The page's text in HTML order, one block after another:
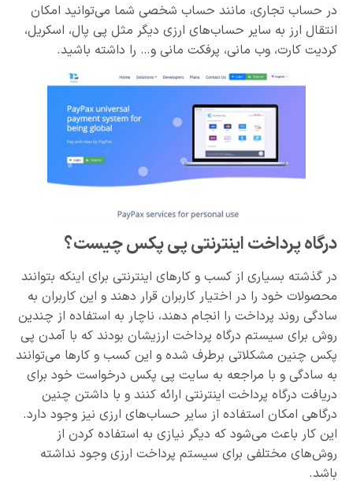
در حساب تجاری، مانند حساب شخصی شما می‌توانید امکان
انتقال ارز به سایر حساب‌های ارزی دیگر مثل پی پال، اسکریل،
کردیت کارت، وب مانی، پرفکت مانی و… را داشته باشید.
درگاه پرداخت اینترنتی پی پکس چیست؟
در گذشته بسیاری از کسب و کارهای اینترنتی برای اینکه بتوانند
محصولات خود را در اختیار کاربران قرار دهند و این کاربران به
سادگی روند پرداخت را انجام دهند، ناچار به استفاده از چندین
روش برای سیستم درگاه پرداخت ارزیشان بودند که با آمدن پی
پکس چنین مشکلاتی برطرف شده و این کسب و کارها می‌توانند
به سادگی و با مراجعه به سایت پی پکس درخواست خود برای
دریافت درگاه پرداخت اینترنتی ارائه کنند و با داشتن چنین
درگاهی امکان استفاده از سایر حساب‌های ارزی نیز وجود دارد.
این کار باعث می‌شود که دیگر نیازی به استفاده کردن از
روش‌های مختلفی برای سیستم پرداخت ارزی وجود نداشته
باشد.